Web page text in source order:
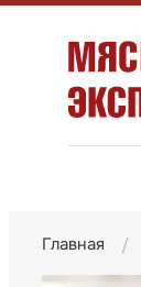
Главная